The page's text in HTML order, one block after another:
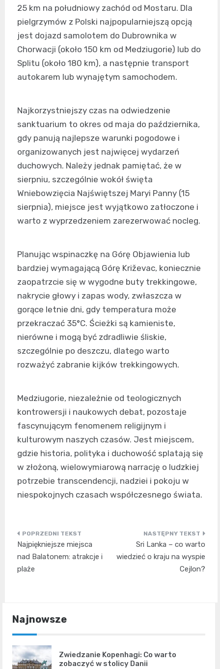
25 km na południowy zachód od Mostaru. Dla
pielgrzymów z Polski najpopularniejszą opcją
jest dojazd samolotem do Dubrownika w
Chorwacji (około 150 km od Medziugorie) lub do
Splitu (około 180 km), a następnie transport
autokarem lub wynajętym samochodem.
Najkorzystniejszy czas na odwiedzenie
sanktuarium to okres od maja do października,
gdy panują najlepsze warunki pogodowe i
organizowanych jest najwięcej wydarzeń
duchowych. Należy jednak pamiętać, że w
sierpniu, szczególnie wokół święta
Wniebowzięcia Najświętszej Maryi Panny (15
sierpnia), miejsce jest wyjątkowo zatłoczone i
warto z wyprzedzeniem zarezerwować nocleg.
Planując wspinaczkę na Górę Objawienia lub
bardziej wymagającą Górę Križevac, koniecznie
zaopatrzcie się w wygodne buty trekkingowe,
nakrycie głowy i zapas wody, zwłaszcza w
gorące letnie dni, gdy temperatura może
przekraczać 35°C. Ścieżki są kamieniste,
nierówne i mogą być zdradliwie śliskie,
szczególnie po deszczu, dlatego warto
rozważyć zabranie kijków trekkingowych.
Medziugorie, niezależnie od teologicznych
kontrowersji i naukowych debat, pozostaje
fascynującym fenomenem religijnym i
kulturowym naszych czasów. Jest miejscem,
gdzie historia, polityka i duchowość splatają się
w złożoną, wielowymiarową narrację o ludzkiej
potrzebie transcendencji, nadziei i pokoju w
niespokojnych czasach współczesnego świata.
Nawigacja
wpisu
Najpiękniejsze miejsca
nad Balatonem: atrakcje i
plaże
Sri Lanka – co warto
wiedzieć o kraju na wyspie
Cejlon?
Najnowsze
Zwiedzanie Kopenhagi: Co warto
zobaczyć w stolicy Danii